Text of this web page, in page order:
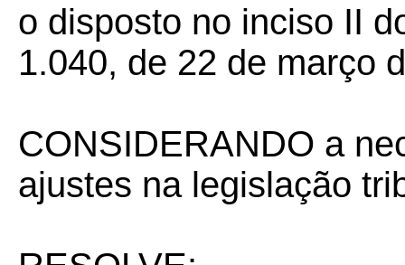
o disposto no inciso II
1.040, de 22 de março
CONSIDERANDO a
ajustes na legislação